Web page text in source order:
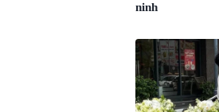
ninh